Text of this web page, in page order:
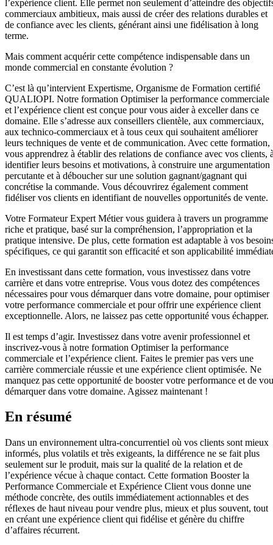
l’expérience client. Elle permet non seulement d’atteindre des
commerciaux ambitieux, mais aussi de créer des relations durables et
de confiance avec les clients, générant ainsi une fidélisation à long
terme.
Mais comment acquérir cette compétence indispensable dans un
monde commercial en constante évolution ?
C’est là qu’intervient Expertisme, Organisme de Formation certifié
QUALIOPI. Notre formation Optimiser la performance commerciale
et l’expérience client est conçue pour vous aider à exceller dans ce
domaine. Elle s’adresse aux conseillers clientèle, aux commerciaux,
aux technico-commerciaux et à tous ceux qui souhaitent améliorer
leurs techniques de vente et de communication. Avec cette formation,
vous apprendrez à établir des relations de confiance avec vos clients,
identifier leurs besoins et motivations, à construire une argumentation
percutante et à déboucher sur une solution gagnant/gagnant qui
concrétise la commande. Vous découvrirez également comment
fidéliser vos clients en identifiant de nouvelles opportunités de vente.
Votre Formateur Expert Métier vous guidera à travers un programme
riche et pratique, basé sur la compréhension, l’appropriation et la
pratique intensive. De plus, cette formation est adaptable à vos
spécifiques, ce qui garantit son efficacité et son applicabilité
En investissant dans cette formation, vous investissez dans votre
carrière et dans votre entreprise. Vous vous dotez des compétences
nécessaires pour vous démarquer dans votre domaine, pour optimiser
votre performance commerciale et pour offrir une expérience client
exceptionnelle. Alors, ne laissez pas cette opportunité vous échapper.
Il est temps d’agir. Investissez dans votre avenir professionnel et
inscrivez-vous à notre formation Optimiser la performance
commerciale et l’expérience client. Faites le premier pas vers une
carrière commerciale réussie et une expérience client optimisée. Ne
manquez pas cette opportunité de booster votre performance et de
démarquer dans votre domaine. Agissez maintenant !
En résumé
Dans un environnement ultra-concurrentiel où vos clients sont mieux
informés, plus volatils et très exigeants, la différence ne se fait plus
seulement sur le produit, mais sur la qualité de la relation et de
l’expérience vécue à chaque contact. Cette formation Booster la
Performance Commerciale et Expérience Client vous donne une
méthode concrète, des outils immédiatement actionnables et des
réflexes de haut niveau pour vendre plus, mieux et plus souvent, tout
en créant une expérience client qui fidélise et génère du chiffre
d’affaires récurrent.